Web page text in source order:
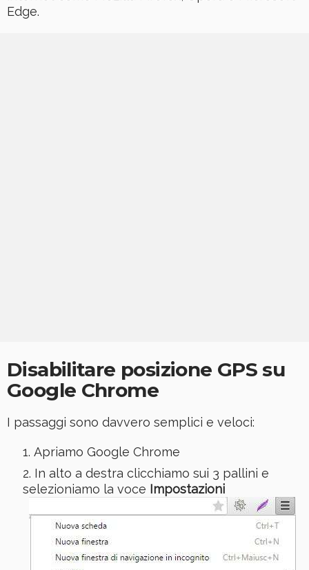
Edge.
Disabilitare posizione GPS su
Google Chrome
I passaggi sono davvero semplici e veloci:
Apriamo Google Chrome
In alto a destra clicchiamo sui 3 pallini e
selezioniamo la voce Impostazioni